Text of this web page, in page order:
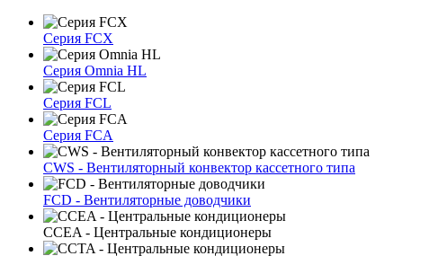
Серия FCX
Серия Omnia HL
Серия FCL
Серия FCA
CWS - Вентиляторный конвектор кассетного типа
FCD - Вентиляторные доводчики
CCEA - Центральные кондиционеры